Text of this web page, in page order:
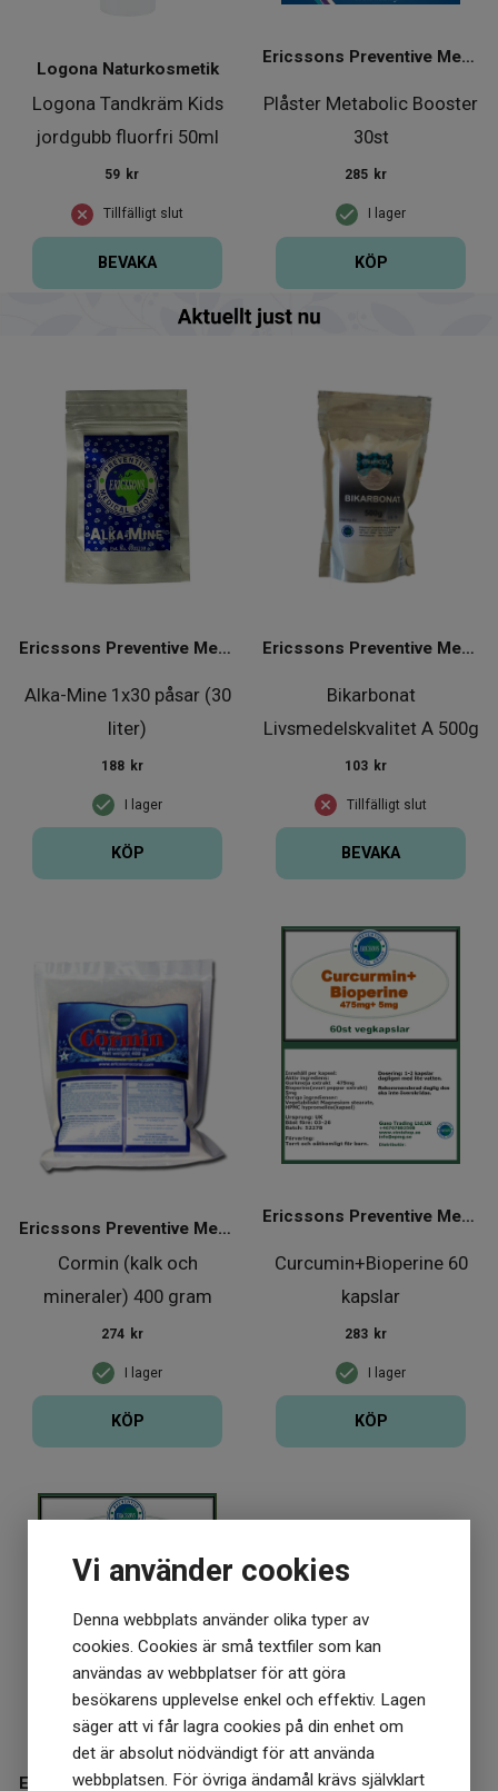
Vi använder cookies
Denna webbplats använder olika typer av
cookies. Cookies är små textfiler som kan
användas av webbplatser för att göra
besökarens upplevelse enkel och effektiv. Lagen
säger att vi får lagra cookies på din enhet om
det är absolut nödvändigt för att använda
webbplatsen. För övriga ändamål krävs självklart
Logona Tandkräm Kids
jordgubb fluorfri 50ml
Logona Naturkosmetik
Tillfälligt slut
59 kr
BEVAKA
Plåster Metabolic Booster
30st
Ericssons Preventive Medical Group
I lager
285 kr
KÖP
Alka-Mine 1x30 påsar (30
liter)
Ericssons Preventive Medical Group
I lager
188 kr
KÖP
Bikarbonat
Livsmedelskvalitet A 500g
Ericssons Preventive Medical Group
Tillfälligt slut
103 kr
BEVAKA
Cormin (kalk och
mineraler) 400 gram
Ericssons Preventive Medical Group
I lager
274 kr
KÖP
Curcumin+Bioperine 60
kapslar
Ericssons Preventive Medical Group
I lager
283 kr
KÖP
Ericssons Preventive Medical Group